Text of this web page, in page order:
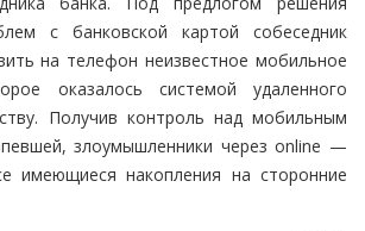
с банковской картой собеседник
на телефон неизвестное мобильное
оказалось системой удаленного
Получив контроль над мобильным
злоумышленники через online —
имеющиеся накопления на сторонние